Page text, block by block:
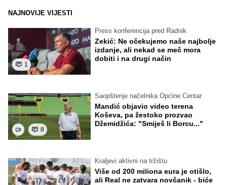
NAJNOVIJE VIJESTI
1
Press konferencija pred Radnik
Zekić: Ne očekujemo naše najbolje
izdanje, ali nekad se meč mora
dobiti i na drugi način
8
Saopštenje načelnika Općine Centar
Mandić objavio video terena
Koševa, pa žestoko prozvao
Džemidžića: "Smiješ li Borcu..."
Kraljevi aktivni na tržištu
Više od 200 miliona eura je otišlo,
ali Real ne zatvara novčanik - biće